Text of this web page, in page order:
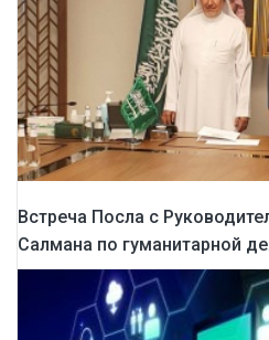
Встреча Посла с
Салмана по гуманитарной